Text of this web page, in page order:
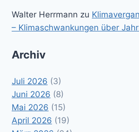
Walter Herrmann zu
– Klimaschwankungen über
Archiv
Juli 2026 (3)
Juni 2026 (8)
Mai 2026 (15)
April 2026 (19)